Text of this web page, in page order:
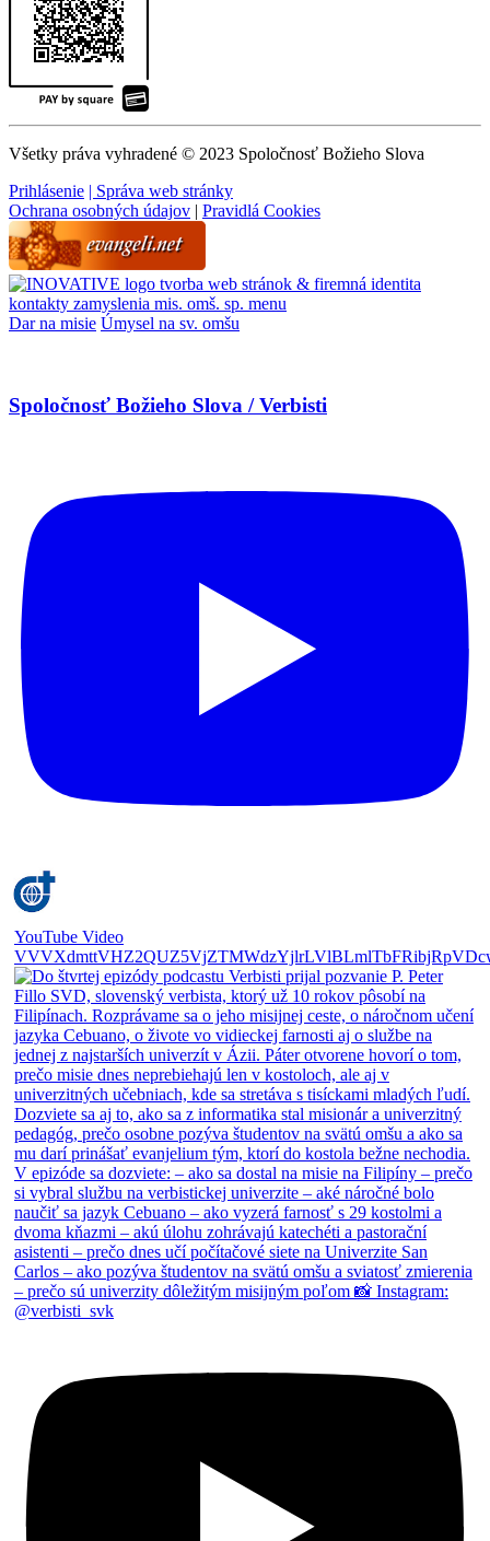
Všetky práva vyhradené © 2023 Spoločnosť Božieho Slova
Prihlásenie | Správa web stránky
Ochrana osobných údajov | Pravidlá Cookies
tvorba web stránok & firemná identita
kontakty zamyslenia mis. omš. sp. menu
Dar na misie Úmysel na sv. omšu
Spoločnosť Božieho Slova / Verbisti
YouTube Video